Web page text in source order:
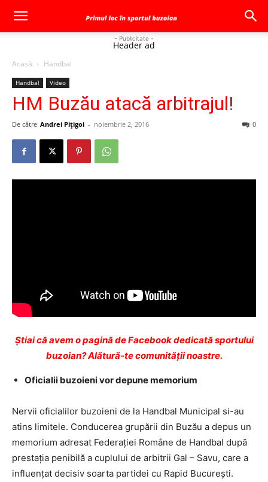
- Publicitate -
Header ad
Acasă Handbal
Handbal Video
HM Buzău atacă arbitrajul!
De către Andrei Pițigoi - noiembrie 2, 2016 0
Ştiai că avem o pagină de Facebook dedicată sportului
buzoian? Alătură-te comunității noastre.
Oficialii buzoieni vor depune memorium
Nervii oficialilor buzoieni de la Handbal Municipal si-au
atins limitele. Conducerea grupării din Buzău a depus un
memorium adresat Federaţiei Române de Handbal după
prestaţia penibilă a cuplului de arbitrii Gal – Savu, care a
influenţat decisiv soarta partidei cu Rapid Bucureşti.